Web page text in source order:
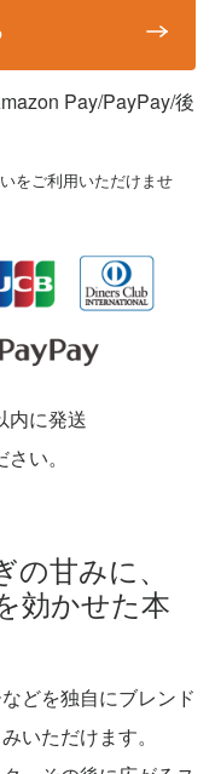
Pay/PayPay/後
をご利用いただけませ
内に発送
い。
甘みに、
効かせた本
どを独自にブレンド
いただけます。